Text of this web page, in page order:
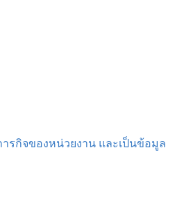
รกิจของหน่วยงาน และเป็นข้อมูล